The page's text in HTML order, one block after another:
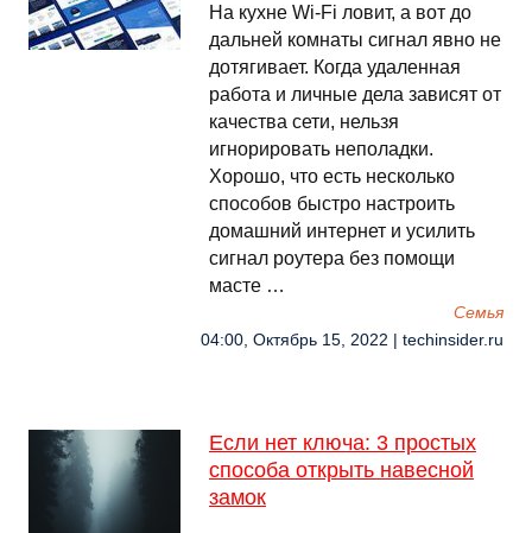
На кухне Wi-Fi ловит, а вот до
дальней комнаты сигнал явно не
дотягивает. Когда удаленная
работа и личные дела зависят от
качества сети, нельзя
игнорировать неполадки.
Хорошо, что есть несколько
способов быстро настроить
домашний интернет и усилить
сигнал роутера без помощи
масте …
Семья
04:00, Октябрь 15, 2022 | techinsider.ru
Если нет ключа: 3 простых
способа открыть навесной
замок